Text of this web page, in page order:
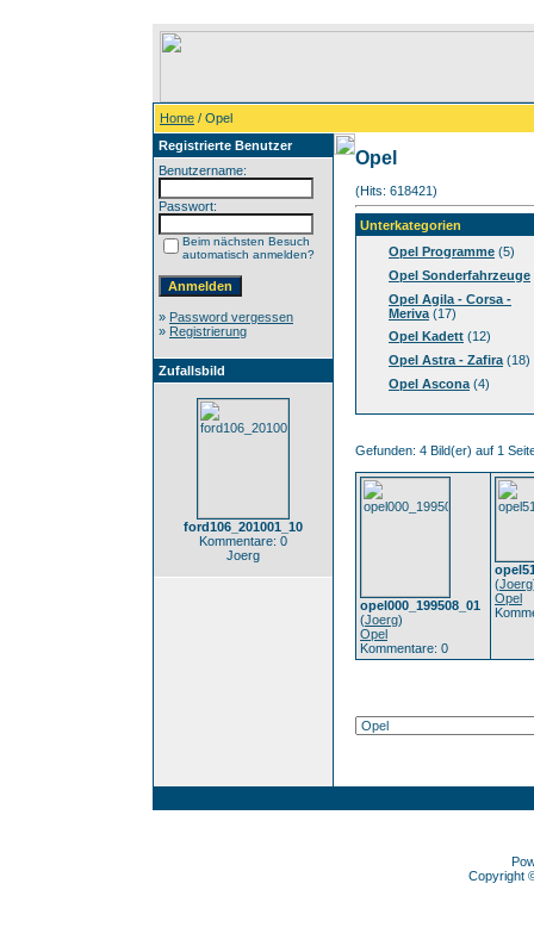
Home / Opel
Registrierte Benutzer
Benutzername:
Passwort:
Beim nächsten Besuch
automatisch anmelden?
» Password vergessen
» Registrierung
Zufallsbild
ford106_201001_10
Kommentare: 0
Joerg
Opel
(Hits: 618421)
Unterkategorien
Opel Programme (5)
Opel Sonderfahrzeuge
Opel Agila - Corsa -
Meriva (17)
Opel Kadett (12)
Opel Astra - Zafira (18)
Opel Ascona (4)
Gefunden: 4 Bild(er) auf 1
opel000_199508_01
(Joerg)
Opel
Kommentare: 0
(Joerg
Opel
Copyright